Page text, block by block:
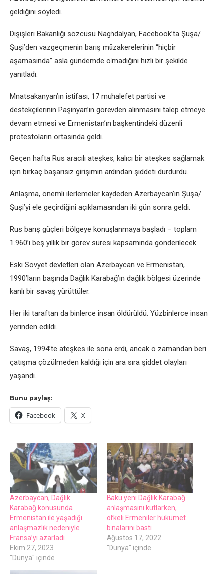
geldiğini söyledi.
Dışişleri Bakanlığı sözcüsü Naghdalyan, Facebook’ta Şuşa/
Şuşi’den vazgeçmenin barış müzakerelerinin “hiçbir
aşamasında” asla gündemde olmadığını hızlı bir şekilde
yanıtladı.
Mnatsakanyan’ın istifası, 17 muhalefet partisi ve
destekçilerinin Paşinyan’ın görevden alınmasını talep etmeye
devam etmesi ve Ermenistan’ın başkentindeki düzenli
protestoların ortasında geldi.
Geçen hafta Rus aracılı ateşkes, kalıcı bir ateşkes sağlamak
için birkaç başarısız girişimin ardından şiddeti durdurdu.
Anlaşma, önemli ilerlemeler kaydeden Azerbaycan’ın Şuşa/
Şuşi’yi ele geçirdiğini açıklamasından iki gün sonra geldi.
Rus barış güçleri bölgeye konuşlanmaya başladı – toplam
1.960’ı beş yıllık bir görev süresi kapsamında gönderilecek.
Eski Sovyet devletleri olan Azerbaycan ve Ermenistan,
1990’ların başında Dağlık Karabağ’ın dağlık bölgesi üzerinde
kanlı bir savaş yürüttüler.
Her iki taraftan da binlerce insan öldürüldü. Yüzbinlerce insan
yerinden edildi.
Savaş, 1994’te ateşkes ile sona erdi, ancak o zamandan beri
çatışma çözülmeden kaldığı için ara sıra şiddet olayları
yaşandı.
Bunu paylaş:
Facebook X
Azerbaycan, Dağlık
Karabağ konusunda
Ermenistan ile yaşadığı
anlaşmazlık nedeniyle
Fransa’yı azarladı
Ekim 27, 2023
"Dünya" içinde
Bakü yeni Dağlık Karabağ
anlaşmasını kutlarken,
öfkeli Ermeniler hükümet
binalarını bastı
Ağustos 17, 2022
"Dünya" içinde